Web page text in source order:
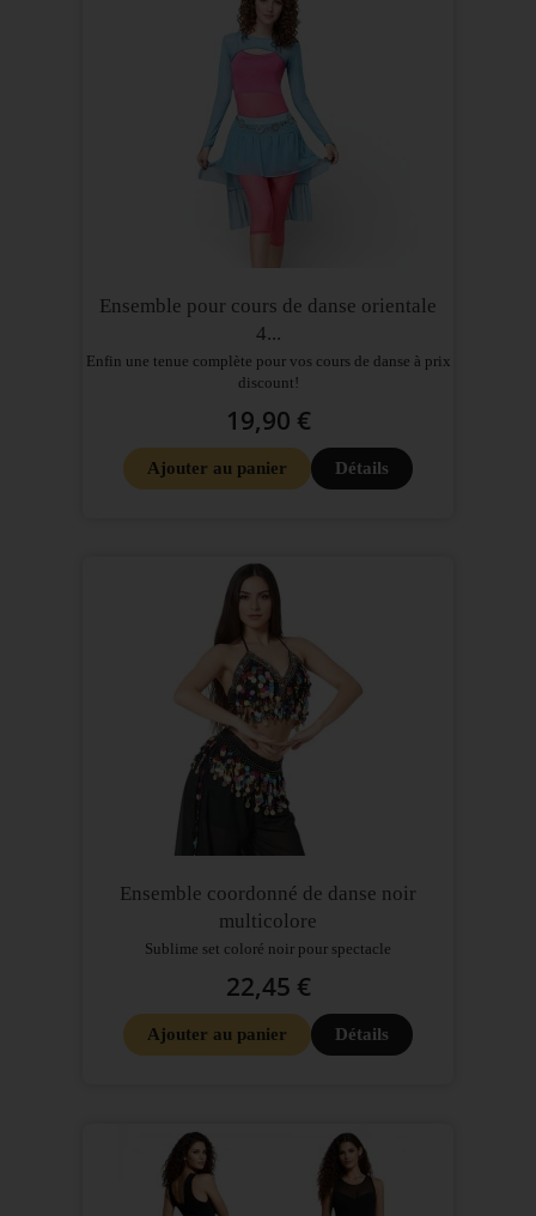
Ensemble pour cours de danse orientale
4...
Enfin une tenue complète pour vos cours de danse à prix
discount!
19,90 €
Ajouter au panier Détails
Ensemble coordonné de danse noir
multicolore
Sublime set coloré noir pour spectacle
22,45 €
Ajouter au panier Détails